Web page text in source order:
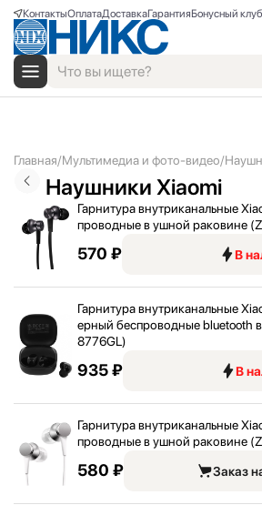
КонтактыОплатаДоставкаГарантияБонусный клуб
Главная Мультимедиа и фото-видео
Наушники Xiaomi
Гарнитура внутриканальные
проводные в ушной раковине
570 ₽ В
Гарнитура внутриканальные
ерный беспроводные bluetooth
8776GL)
935 ₽ В
Гарнитура внутриканальные
проводные в ушной раковине
580 ₽ Заказ